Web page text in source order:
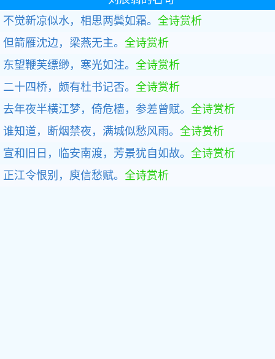
不觉新凉似水，相思两鬓如霜。 全诗赏析
但箭雁沈边，梁燕无主。 全诗赏析
东望鞭芙缥缈，寒光如注。 全诗赏析
二十四桥，颇有杜书记否。 全诗赏析
去年夜半横江梦，倚危樯，参差曾赋。 全诗赏析
谁知道，断烟禁夜，满城似愁风雨。 全诗赏析
宣和旧日，临安南渡，芳景犹自如故。 全诗赏析
正江令恨别，庾信愁赋。 全诗赏析